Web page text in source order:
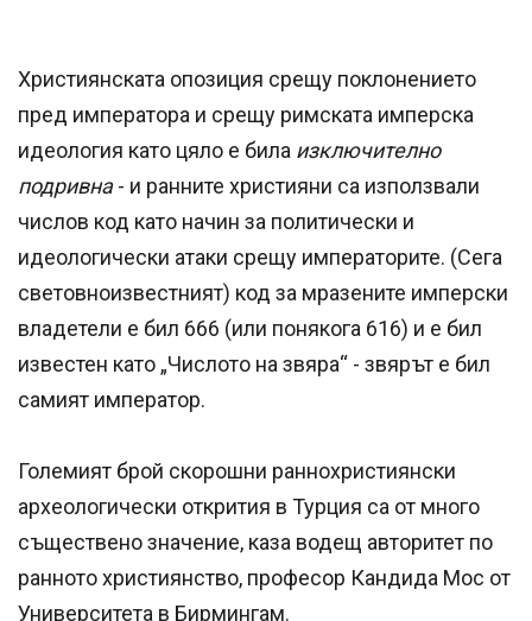
Християнската опозиция срещу поклонението
пред императора и срещу римската имперска
идеология като цяло е била изключително
подривна- и ранните християни са използвали
числов код като начин за политически и
идеологически атаки срещу императорите. (Сега
световноизвестният) код за мразените имперски
владетели е бил 666 (или понякога 616) и е бил
известен като „Числото на звяра“ - звярът е бил
самият император.
Големият брой скорошни раннохристиянски
археологически открития в Турция са от много
съществено значение, каза водещ авторитет по
ранното християнство, професор Кандида Мос от
Университета в Бирмингам.